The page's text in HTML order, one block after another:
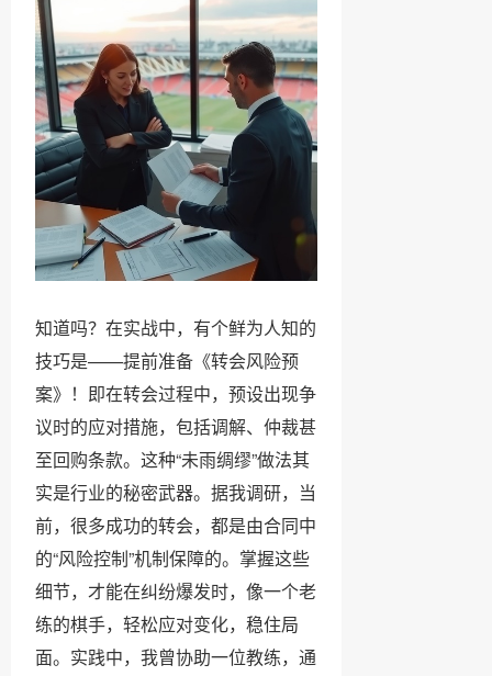
知道吗？在实战中，有个鲜为人知的
技巧是——提前准备《转会风险预
案》！即在转会过程中，预设出现争
议时的应对措施，包括调解、仲裁甚
至回购条款。这种“未雨绸缪”做法其
实是行业的秘密武器。据我调研，当
前，很多成功的转会，都是由合同中
的“风险控制”机制保障的。掌握这些
细节，才能在纠纷爆发时，像一个老
练的棋手，轻松应对变化，稳住局
面。实践中，我曾协助一位教练，通